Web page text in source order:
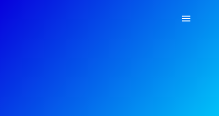
Glavni